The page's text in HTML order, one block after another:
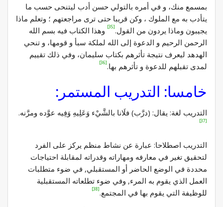
بمسمع منك، و في أمره بالتولي حسن أدب ليتنحى حسب ما
يتأدب به مع الملوك ، وكن قريبا حتى ترى مراجعتهم ؛ وتعلم ماذا
يجيبون وماذا يردون من القول.[35]
وهذا الكتاب فيه بسم الله
الرحمن الرحيم و الدعوة إلى الله لملكة سبأ و قومها، و تنحي
الهدهد ليعرف نتيجة تأثرهم بكتاب سليمان، وفي ذلك تقييم
لمدى تقبلهم للدعوة و تأثرهم بها.[36]
خامسا: التدريب المستمر:
التدريب لغة: يقال: (درَّب) فلَانا بالشَّيْء وَعَلِيهِ وَفِيه عوَّده ومرَّنه.
[37]
التدريب اصطلاحا: عبارة عن نشاط منظم يركز على الفرد
لتحقيق تغير في معارفه ومهاراته وقدراته لمقابلة احتياجات
محددة في الوضع الحاضر أو المستقبلي, في ضوء متطلبات
العمل الذي يقوم به المرء, وفي ضوء تطلعاته المستقبلية
للوظيفة التي يقوم بها في المجتمع.[38]